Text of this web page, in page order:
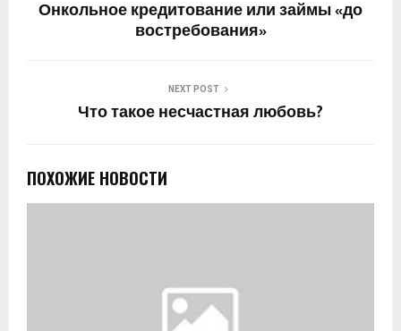
Онкольное кредитование или займы «до
востребования»
NEXT POST
Что такое несчастная любовь?
ПОХОЖИЕ НОВОСТИ